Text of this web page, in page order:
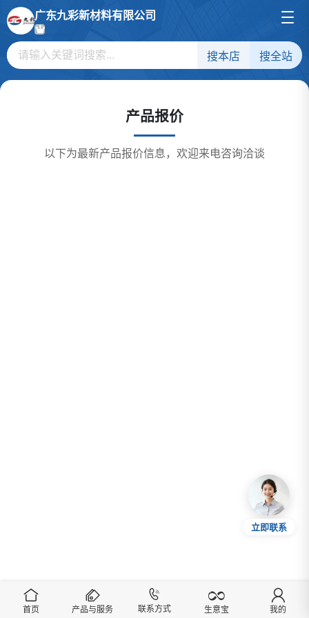
广东九彩新材料有限公司
搜本店 搜全站
产品报价
以下为最新产品报价信息，欢迎来电咨询洽谈
立即联系
首页 产品与服务 联系方式 生意宝 我的